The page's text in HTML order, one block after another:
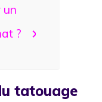
?
tatouage